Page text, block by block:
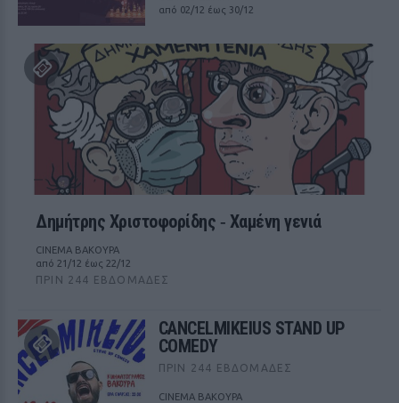
από 02/12 έως 30/12
Δημήτρης Χριστοφορίδης ‑ Χαμένη γενιά
CINEMA ΒΑΚΟΥΡΑ
από 21/12 έως 22/12
ΠΡΙΝ 244 ΕΒΔΟΜΆΔΕΣ
CANCELMIKEIUS STAND UP
COMEDY
ΠΡΙΝ 244 ΕΒΔΟΜΆΔΕΣ
CINEMA ΒΑΚΟΥΡΑ